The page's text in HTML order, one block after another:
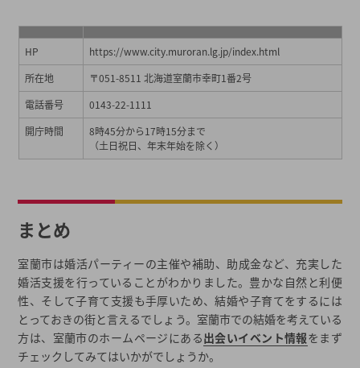
HP
https://www.city.muroran.lg.jp/index.html
所在地
〒051-8511 北海道室蘭市幸町1番2号
電話番号
0143-22-1111
開庁時間
8時45分から17時15分まで
（土日祝日、年末年始を除く）
まとめ
室蘭市は婚活パーティーの主催や補助、助成金など、充実した
婚活支援を行っていることがわかりました。豊かな自然と利便
性、そして子育て支援も手厚いため、結婚や子育てをするには
とっておきの街と言えるでしょう。室蘭市での結婚を考えている
方は、室蘭市のホームページにある出会いイベント情報をまず
チェックしてみてはいかがでしょうか。